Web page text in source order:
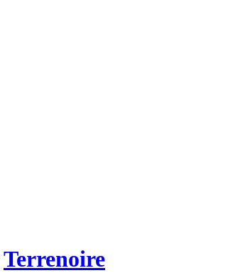
Terrenoire